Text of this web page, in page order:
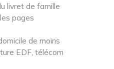
livret de famille
pages
de moins
EDF, télécom